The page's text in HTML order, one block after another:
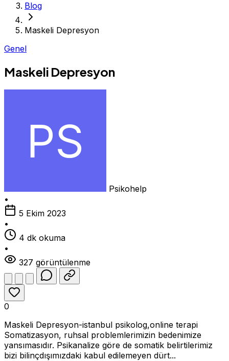
Blog
Maskeli Depresyon
Genel
Maskeli Depresyon
Psikohelp
•
5 Ekim 2023
•
4 dk okuma
•
327 görüntülenme
0
Maskeli Depresyon-istanbul psikolog,online terapi
Somatizasyon, ruhsal problemlerimizin bedenimize
yansımasıdır. Psikanalize göre de somatik belirtilerimiz
bizi bilinçdışımızdaki kabul edilemeyen dürt...